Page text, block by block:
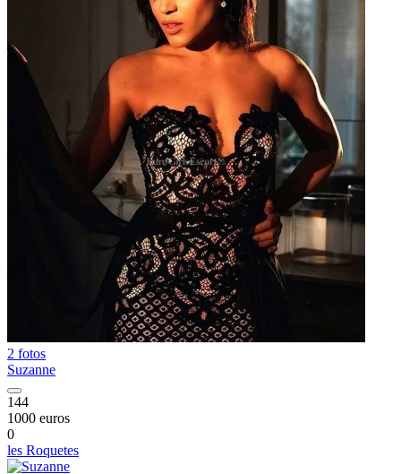
2 fotos
Suzanne
144
1000 euros
0
les Roquetes